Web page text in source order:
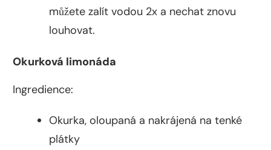
můžete zalít vodou 2x a nechat znovu
louhovat.
Okurková limonáda
Ingredience:
Okurka, oloupaná a nakrájená na tenké
plátky